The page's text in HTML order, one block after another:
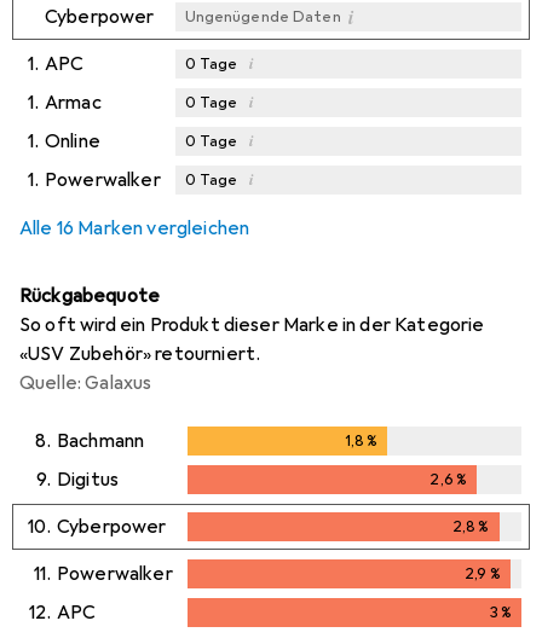
Cyberpower Ungenügende Daten i
1. APC 0 Tage i
1. Armac 0 Tage i
1. Online 0 Tage i
1. Powerwalker 0 Tage i
Alle 16 Marken vergleichen
Rückgabequote
So oft wird ein Produkt dieser Marke in der Kategorie
«USV Zubehör» retourniert.
Quelle: Galaxus
8. Bachmann 1,8%
9. Digitus 2,6%
2,6%
10. Cyberpower 2,8%
2,8%
11. Powerwalker 2,9 %
2,9%
12. APC 3%